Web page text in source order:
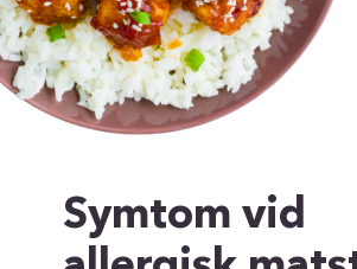
Symtom vid